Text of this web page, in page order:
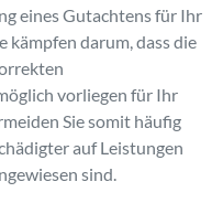
eines Gutachtens für Ihr
kämpfen darum, dass die
vorliegen für Ihr
Sie somit häufig
auf Leistungen
sind.